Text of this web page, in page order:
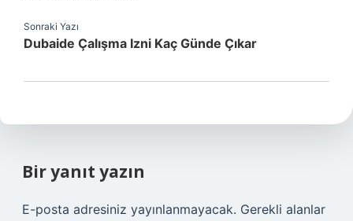
Sonraki Yazı
Dubaide Çalışma Izni Kaç Günde Çıkar
Bir yanıt yazın
E-posta adresiniz yayınlanmayacak. Gerekli alanlar